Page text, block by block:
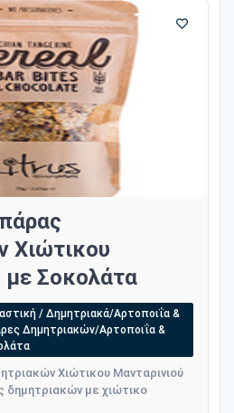
Χιώτικου
με Σοκολάτα
/ Δημητριακά/Αρτοποιΐα &
Δημητριακών/Αρτοποιΐα &
Χιώτικου Μανταρινιού
με χιώτικο